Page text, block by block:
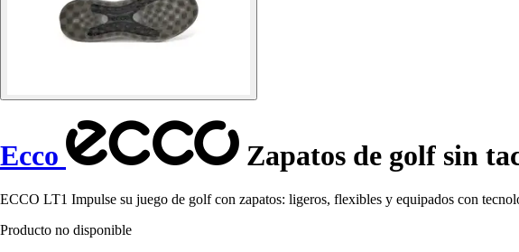
Ecco Zapatos de golf sin
ECCO LT1 Impulse su juego de golf con zapatos: ligeros, flexibles y equipados con
Producto no disponible